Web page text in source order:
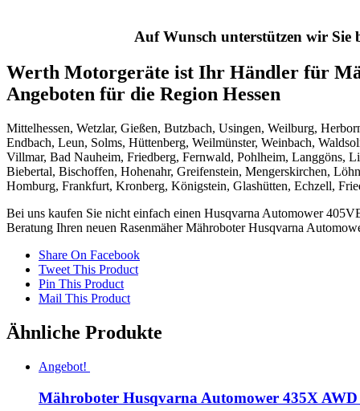
Auf Wunsch unterstützen wir
Werth Motorgeräte ist Ihr Händler für
Angeboten für die Region Hessen
Mittelhessen, Wetzlar, Gießen, Butzbach, Usingen, Weilburg,
Endbach, Leun, Solms, Hüttenberg, Weilmünster, Weinbach,
Villmar, Bad Nauheim, Friedberg, Fernwald, Pohlheim, Langgöns,
Biebertal, Bischoffen, Hohenahr, Greifenstein, Mengerskirchen,
Homburg, Frankfurt, Kronberg, Königstein, Glashütten, Echzell,
Bei uns kaufen Sie nicht einfach einen Husqvarna Automower
Beratung Ihren neuen Rasenmäher Mähroboter Husqvarna
Share On Facebook
Tweet This Product
Pin This Product
Mail This Product
Ähnliche Produkte
Angebot!
Mähroboter Husqvarna Automower 435X